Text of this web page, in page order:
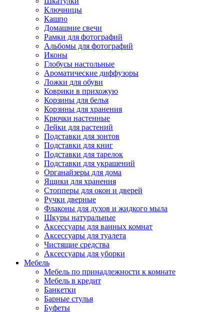
Ключницы
Кашпо
Домашние свечи
Рамки для фотографий
Альбомы для фотографий
Иконы
Глобусы настольные
Ароматические диффузоры
Ложки для обуви
Коврики в прихожую
Корзины для белья
Корзины для хранения
Крючки настенные
Лейки для растений
Подставки для зонтов
Подставки для книг
Подставки для тарелок
Подставки для украшений
Органайзеры для дома
Ящики для хранения
Стопперы для окон и дверей
Ручки дверные
Флаконы для духов и жидкого мыла
Шкуры натуральные
Аксессуары для ванных комнат
Аксессуары для туалета
Чистящие средства
Аксессуары для уборки
Мебель
Мебель по принадлежности к комнате
Мебель в кредит
Банкетки
Барные стулья
Буфеты